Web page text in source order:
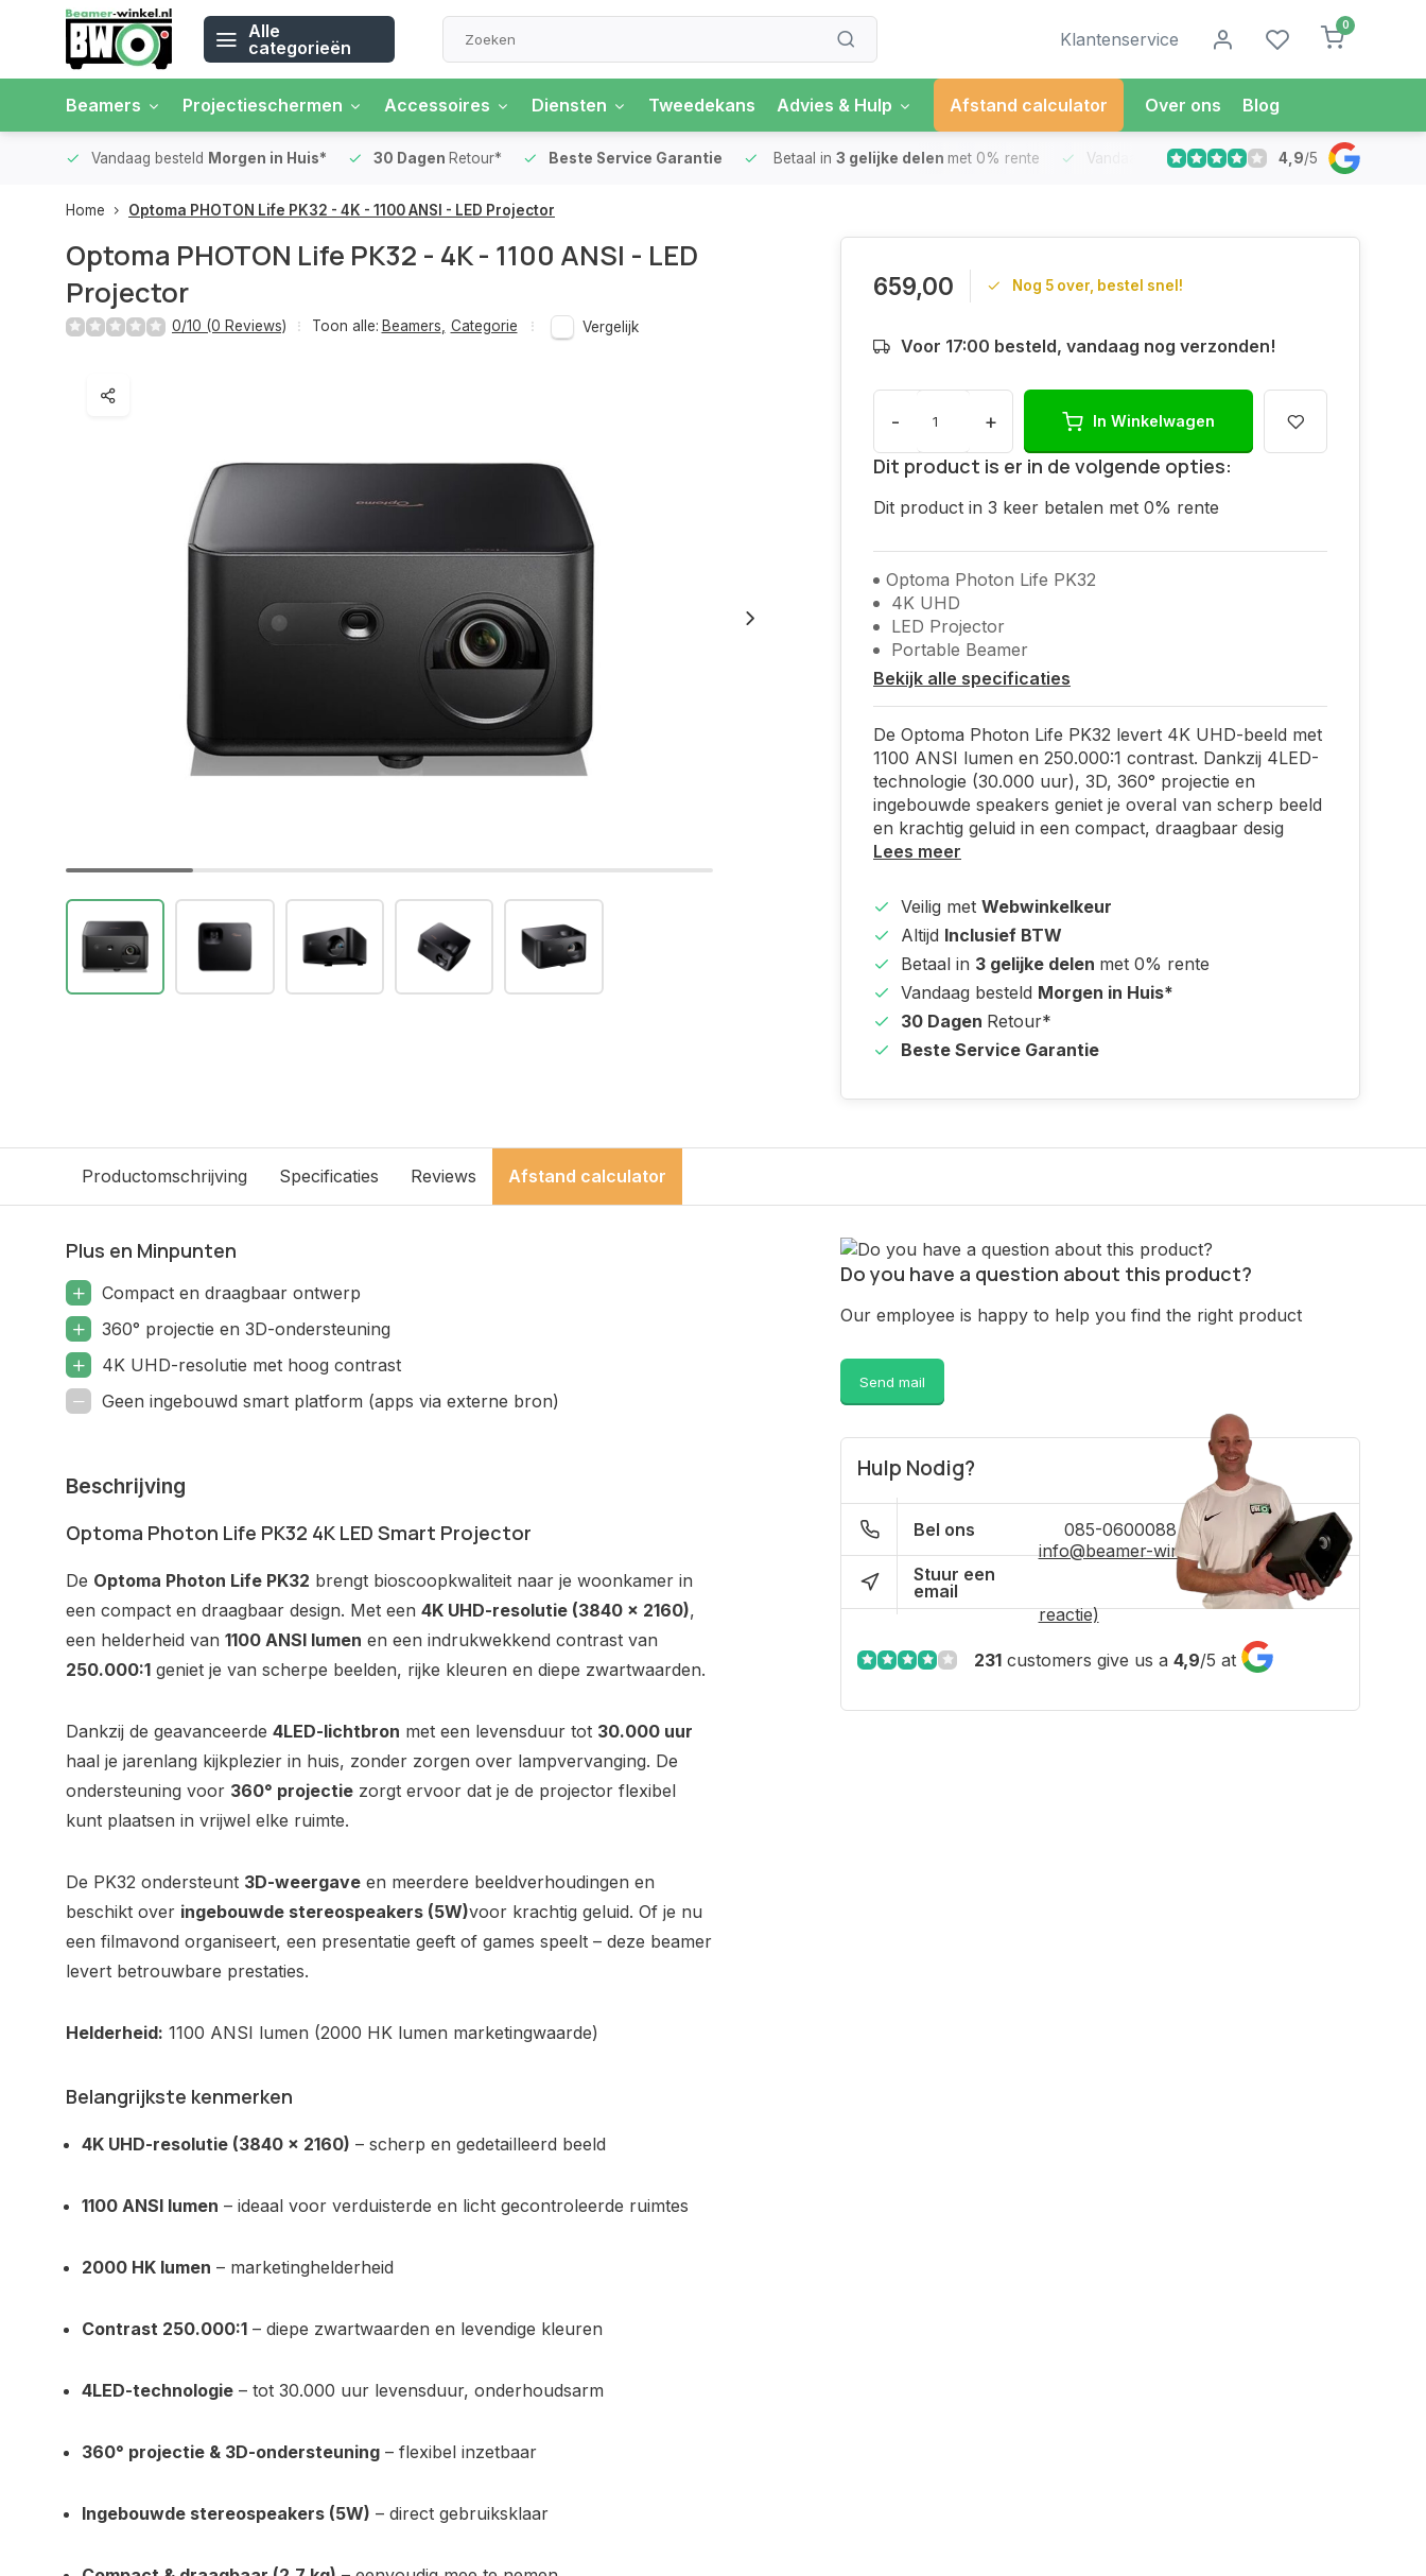
Alle
categorieën
Klantenservice
0
Beamers Projectieschermen Accessoires Diensten Tweedekans Advies & Hulp Afstand calculator Over ons Blog
Vandaag besteld Morgen in Huis* 30 Dagen Retour* Beste Service Garantie Betaal in 3 gelijke delen met 0% rente Vandaag besteldMorgen in Huis*
4,9/5
Home Optoma PHOTON Life PK32 - 4K - 1100 ANSI - LED Projector
Optoma PHOTON Life PK32 - 4K - 1100 ANSI - LED
Projector
0/10 (0 Reviews) Toon alle: Beamers Categorie Vergelijk
659,00 Nog 5 over, bestel snel!
Voor 17:00 besteld, vandaag nog verzonden!
- + In Winkelwagen
Dit product is er in de volgende opties:
Dit product in 3 keer betalen met 0% rente
Optoma Photon Life PK32
4K UHD
LED Projector
Portable Beamer
Bekijk alle specificaties
De Optoma Photon Life PK32 levert 4K UHD-beeld met
1100 ANSI lumen en 250.000:1 contrast. Dankzij 4LED-
technologie (30.000 uur), 3D, 360° projectie en
ingebouwde speakers geniet je overal van scherp beeld
en krachtig geluid in een compact, draagbaar desig
Lees meer
Veilig met Webwinkelkeur
Altijd Inclusief BTW
Betaal in 3 gelijke delen met 0% rente
Vandaag besteld Morgen in Huis*
30 Dagen Retour*
Beste Service Garantie
Productomschrijving Specificaties Reviews Afstand calculator
Plus en Minpunten
Compact en draagbaar ontwerp
360° projectie en 3D-ondersteuning
4K UHD-resolutie met hoog contrast
Geen ingebouwd smart platform (apps via externe bron)
Beschrijving
Optoma Photon Life PK32 4K LED Smart Projector
De Optoma Photon Life PK32 brengt bioscoopkwaliteit naar je woonkamer in
een compact en draagbaar design. Met een 4K UHD-resolutie (3840 × 2160),
een helderheid van 1100 ANSI lumen en een indrukwekkend contrast van
250.000:1 geniet je van scherpe beelden, rijke kleuren en diepe zwartwaarden.
Dankzij de geavanceerde 4LED-lichtbron met een levensduur tot 30.000 uur
haal je jarenlang kijkplezier in huis, zonder zorgen over lampvervanging. De
ondersteuning voor 360° projectie zorgt ervoor dat je de projector flexibel
kunt plaatsen in vrijwel elke ruimte.
De PK32 ondersteunt 3D-weergave en meerdere beeldverhoudingen en
beschikt over ingebouwde stereospeakers (5W)voor krachtig geluid. Of je nu
een filmavond organiseert, een presentatie geeft of games speelt – deze beamer
levert betrouwbare prestaties.
Helderheid: 1100 ANSI lumen (2000 HK lumen marketingwaarde)
Belangrijkste kenmerken
4K UHD-resolutie (3840 × 2160) – scherp en gedetailleerd beeld
1100 ANSI lumen – ideaal voor verduisterde en licht gecontroleerde ruimtes
2000 HK lumen – marketinghelderheid
Contrast 250.000:1 – diepe zwartwaarden en levendige kleuren
4LED-technologie – tot 30.000 uur levensduur, onderhoudsarm
360° projectie & 3D-ondersteuning – flexibel inzetbaar
Ingebouwde stereospeakers (5W) – direct gebruiksklaar
Do you have a question about this product?
Our employee is happy to help you find the right product
Send mail
Hulp Nodig?
Bel ons 085-0600088
Stuur een
email
info@beamer-winkel.nl (binnen 4 uur
reactie)
231 customers give us a 4,9/5 at